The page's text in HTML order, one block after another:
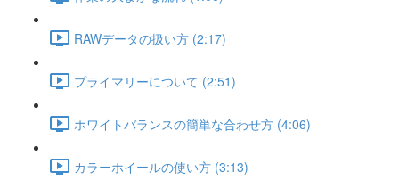
RAWデータの扱い方 (2:17)
プライマリーについて (2:51)
ホワイトバランスの簡単な合わせ方 (4:06)
カラーホイールの使い方 (3:13)